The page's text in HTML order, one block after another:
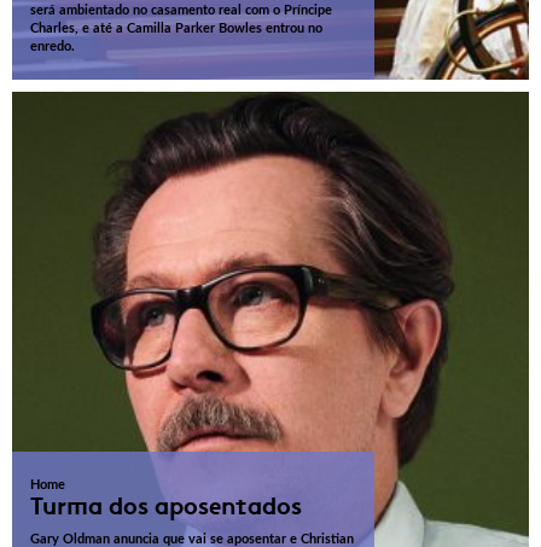
será ambientado no casamento real com o Príncipe
Charles, e até a Camilla Parker Bowles entrou no
enredo.
Home
Turma dos aposentados
Gary Oldman anuncia que vai se aposentar e Christian